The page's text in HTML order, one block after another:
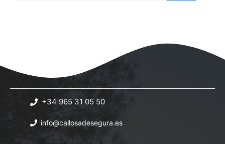
+34 965 31 05 50
info@callosadesegura.es